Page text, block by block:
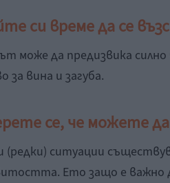
си време да се
може да предизвика
за вина и загуба.
се, че можете
(редки) ситуации
Ето защо е важно